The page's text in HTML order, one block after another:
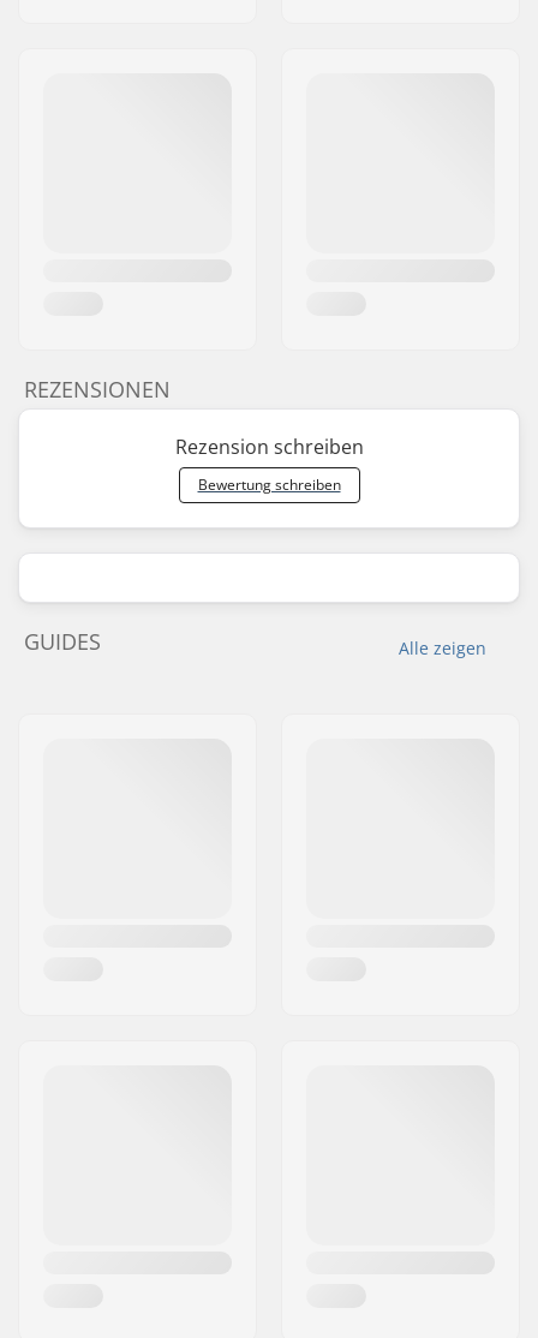
REZENSIONEN
Rezension schreiben
Bewertung schreiben
Alle zeigen
GUIDES